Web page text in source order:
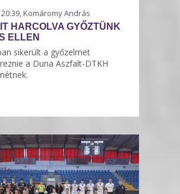
20:39, Komáromy András
HARCOLVA GYŐZTÜNK
ELLEN
sikerült a győzelmet
a Duna Aszfalt-DTKH